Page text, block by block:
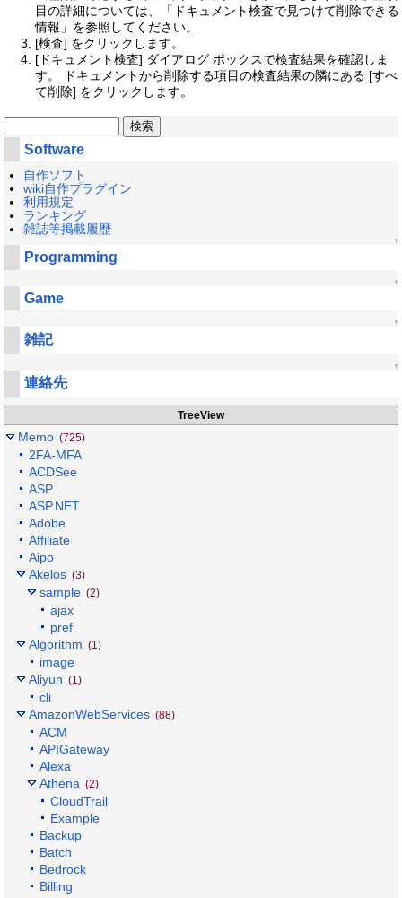
目の詳細については、「ドキュメント検査で見つけて削除できる
情報」を参照してください。
[検査] をクリックします。
[ドキュメント検査] ダイアログ ボックスで検査結果を確認しま
す。 ドキュメントから削除する項目の検査結果の隣にある [すべ
て削除] をクリックします。
Software
自作ソフト
wiki自作プラグイン
利用規定
ランキング
雑誌等掲載履歴
↑
Programming
↑
Game
↑
雑記
↑
連絡先
TreeView
Memo (725)
2FA-MFA
ACDSee
ASP
ASP.NET
Adobe
Affiliate
Aipo
Akelos (3)
sample (2)
ajax
pref
Algorithm (1)
image
Aliyun (1)
cli
AmazonWebServices (88)
ACM
APIGateway
Alexa
Athena (2)
CloudTrail
Example
Backup
Batch
Bedrock
Billing